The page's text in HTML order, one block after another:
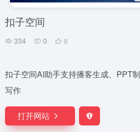
扣子空间
334 0 0
扣子空间AI助手支持播客生成、PPT
写作
打开网站